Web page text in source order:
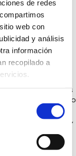
de redes
web con
y análisis
información
recopilado a
Chatear
responsable,
manzana, muchas
recupera el cultivo
ecológica
agrícola,
tradición y